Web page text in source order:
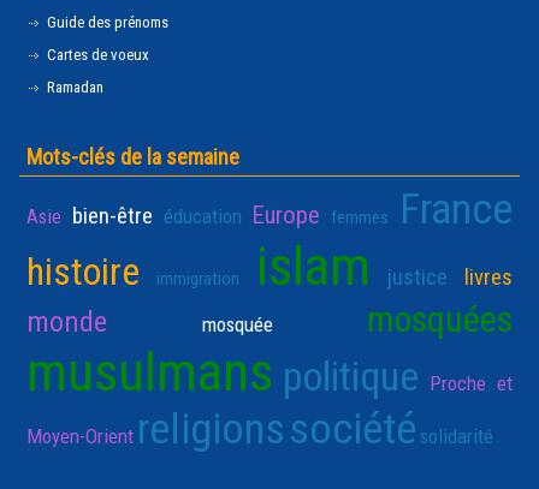
Guide des prénoms
Cartes de voeux
Ramadan
Mots-clés de la semaine
Asie bien-être éducation Europe femmes France
histoire immigration islam justice livres
monde mosquée mosquées
musulmans politique Proche et
Moyen-Orient religionssociété solidarité